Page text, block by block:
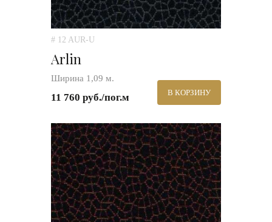
# 12 AUR-U
Arlin
Ширина 1,09 м.
11 760 руб./пог.м В КОРЗИНУ